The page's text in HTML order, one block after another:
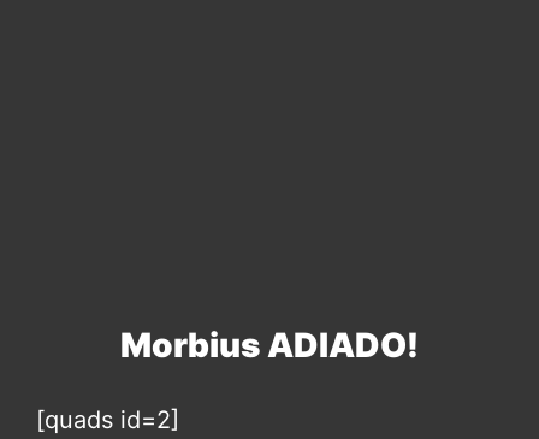
Morbius ADIADO!
[quads id=2]